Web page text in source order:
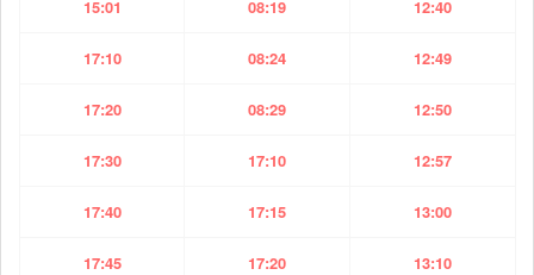
15:01 08:19 12:40
17:10 08:24 12:49
17:20 08:29 12:50
17:30 17:10 12:57
17:40 17:15 13:00
17:45 17:20 13:10